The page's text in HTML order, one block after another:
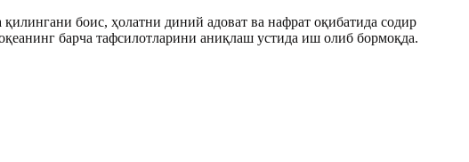
боис, ҳолатни диний адоват ва нафрат оқибатида содир
барча тафсилотларини аниқлаш устида иш олиб бормоқда.